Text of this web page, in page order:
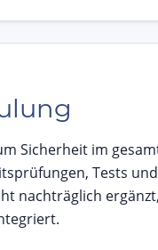
Sicherheit im
Tests und
nachträglich